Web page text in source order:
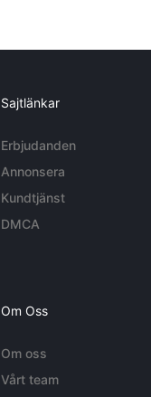
Sajtlänkar
Erbjudanden
Annonsera
Kundtjänst
DMCA
Om Oss
Om oss
Vårt team